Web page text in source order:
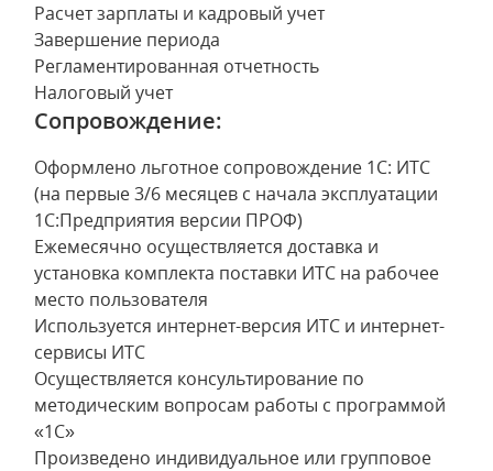
Расчет зарплаты и кадровый учет
Завершение периода
Регламентированная отчетность
Налоговый учет
Сопровождение:
Оформлено льготное сопровождение 1С: ИТС
(на первые 3/6 месяцев с начала эксплуатации
1С:Предприятия версии ПРОФ)
Ежемесячно осуществляется доставка и
установка комплекта поставки ИТС на рабочее
место пользователя
Используется интернет-версия ИТС и интернет-
сервисы ИТС
Осуществляется консультирование по
методическим вопросам работы с программой
«1С»
Произведено индивидуальное или групповое